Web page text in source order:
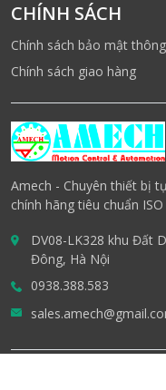
CHÍNH SÁCH
Chính sách bảo mật
Chính sách giao hàng
Amech - Chuyên thiết bị
chính hãng tiêu chuẩn
DV08-LK328 khu Đất
Đông, Hà Nội
0938.388.583